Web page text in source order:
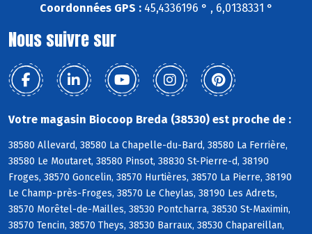
Coordonnées GPS :45,4336196 ° , 6,0138331 °
Nous suivre sur
Votre magasin Biocoop Breda (38530) est proche de :
38580 Allevard, 38580 La Chapelle-du-Bard, 38580 La Ferrière,
38580 Le Moutaret, 38580 Pinsot, 38830 St-Pierre-d, 38190
Froges, 38570 Goncelin, 38570 Hurtières, 38570 La Pierre, 38190
Le Champ-près-Froges, 38570 Le Cheylas, 38190 Les Adrets,
38570 Morêtel-de-Mailles, 38530 Pontcharra, 38530 St-Maximin,
38570 Tencin, 38570 Theys, 38530 Barraux, 38530 Chapareillan,